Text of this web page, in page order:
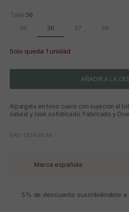
Talla:36
35
36 37 38
Solo queda 1 unidad
AÑADIR A LA
Alpargata en tono cuero con sujeción al
natural y look sofisticado. Fabricado y
SKU: 192429.36
Marca española
5% de descuento suscribiéndote